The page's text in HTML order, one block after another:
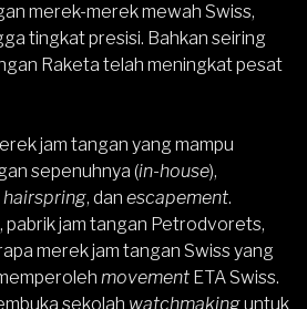
merek-merek mewah Swiss,
tingkat presisi. Bahkan seiring
Raketa telah meningkat pesat
jam tangan yang mampu
sepenuhnya (in-house),
hairspring, dan escapement.
pabrik jam tangan Petrodvorets,
merek jam tangan Swiss yang
movement ETA Swiss.
sekolah watchmakinguntuk